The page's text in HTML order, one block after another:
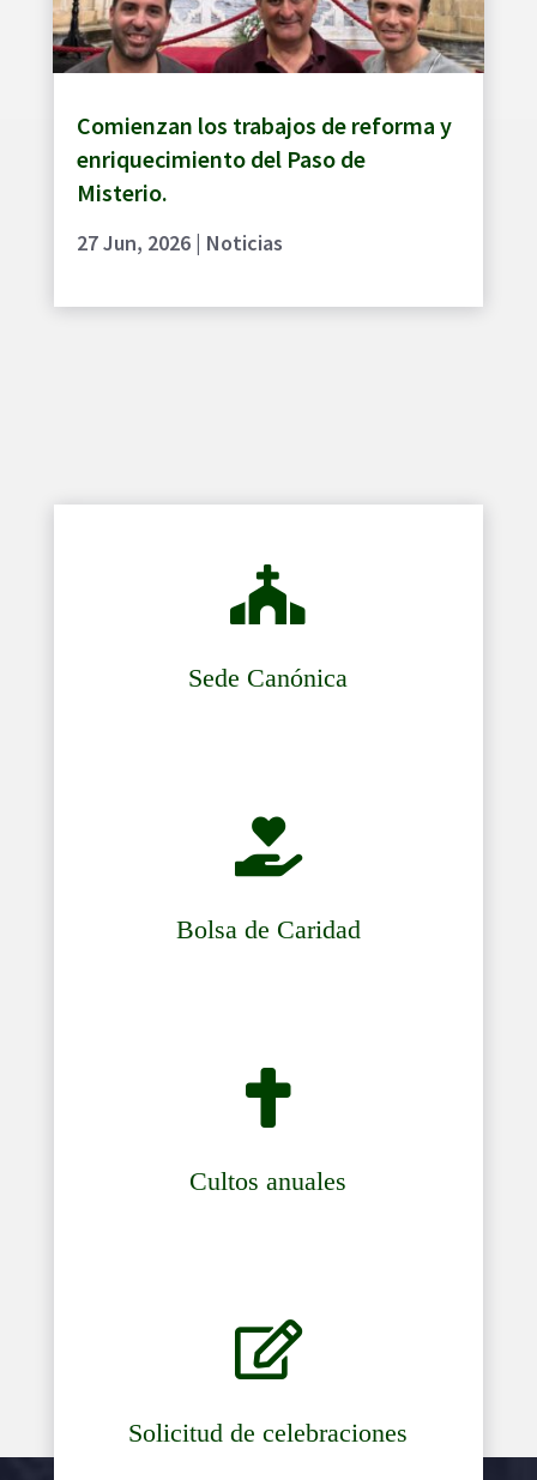
Comienzan los trabajos de reforma y
enriquecimiento del Paso de
Misterio.
27 Jun, 2026| Noticias

Sede Canónica

Bolsa de Caridad

Cultos anuales

Solicitud de celebraciones